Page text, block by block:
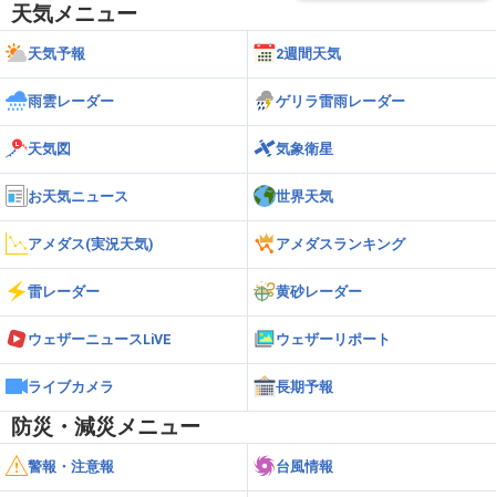
天気メニュー
天気予報 2週間天気
雨雲レーダー ゲリラ雷雨レーダー
天気図 気象衛星
お天気ニュース 世界天気
アメダス(実況天気) アメダスランキング
雷レーダー 黄砂レーダー
ウェザーニュースLiVE ウェザーリポート
ライブカメラ 長期予報
防災・減災メニュー
警報・注意報 台風情報